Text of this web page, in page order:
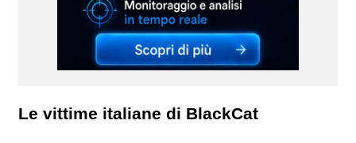
Le vittime italiane di BlackCat